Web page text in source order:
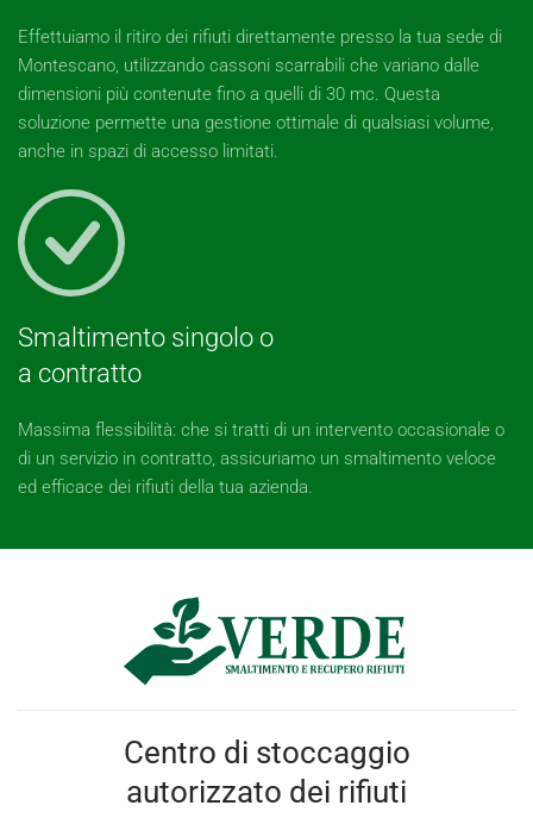
Effettuiamo il ritiro dei rifiuti direttamente presso la tua sede di
Montescano, utilizzando cassoni scarrabili che variano dalle
dimensioni più contenute fino a quelli di 30 mc. Questa
soluzione permette una gestione ottimale di qualsiasi volume,
anche in spazi di accesso limitati.
Smaltimento singolo o
a contratto
Massima flessibilità: che si tratti di un intervento occasionale o
di un servizio in contratto, assicuriamo un smaltimento veloce
ed efficace dei rifiuti della tua azienda.
Centro di stoccaggio
autorizzato dei rifiuti